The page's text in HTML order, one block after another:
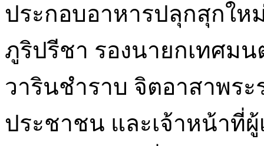
ประกอบอาหารปลุกสุกใ
ภูริปรีชา รองนายกเทศม
วารินชำราบ จิตอาสาพร
ประชาชน และเจ้าหน้าที่